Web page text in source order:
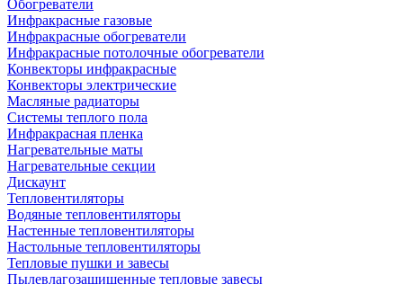
Обогреватели
Инфракрасные газовые
Инфракрасные обогреватели
Инфракрасные потолочные обогреватели
Конвекторы инфракрасные
Конвекторы электрические
Масляные радиаторы
Системы теплого пола
Инфракрасная пленка
Нагревательные маты
Нагревательные секции
Дискаунт
Тепловентиляторы
Водяные тепловентиляторы
Настенные тепловентиляторы
Настольные тепловентиляторы
Тепловые пушки и завесы
Пылевлагозащищенные тепловые завесы